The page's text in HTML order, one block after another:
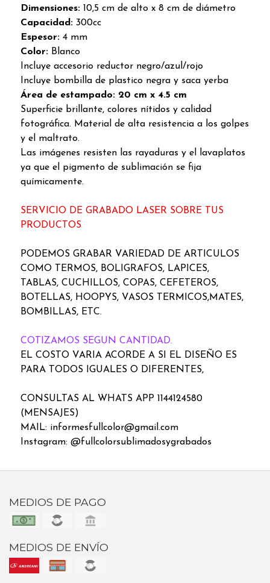
Dimensiones:10,5 cm de alto x 8 cm de diámetro
Capacidad: 300cc
Espesor:4 mm
Color:Blanco
Incluye accesorio reductor negro/azul/rojo
Incluye bombilla de plastico negra y saca yerba
Área de estampado: 20 cm x 4.5 cm
Superficie brillante, colores nítidos y calidad
fotográfica. Material de alta resistencia a los golpes
y el maltrato.
Las imágenes resisten las rayaduras y el lavaplatos
ya que el pigmento de sublimación se fija
químicamente.
SERVICIO DE GRABADO LASER SOBRE TUS
PRODUCTOS
PODEMOS GRABAR VARIEDAD DE ARTICULOS
COMO TERMOS, BOLIGRAFOS, LAPICES,
TABLAS, CUCHILLOS, COPAS, CEFETEROS,
BOTELLAS, HOOPYS, VASOS TERMICOS,MATES,
BOMBILLAS, ETC.
COTIZAMOS SEGUN CANTIDAD.
EL COSTO VARIA ACORDE A SI EL DISEÑO ES
PARA TODOS IGUALES O DIFERENTES,
CONSULTAS AL WHATS APP 1144124580
(MENSAJES)
MAIL: informesfullcolor@gmail.com
Instagram: @fullcolorsublimadosygrabados
MEDIOS DE PAGO
MEDIOS DE ENVÍO